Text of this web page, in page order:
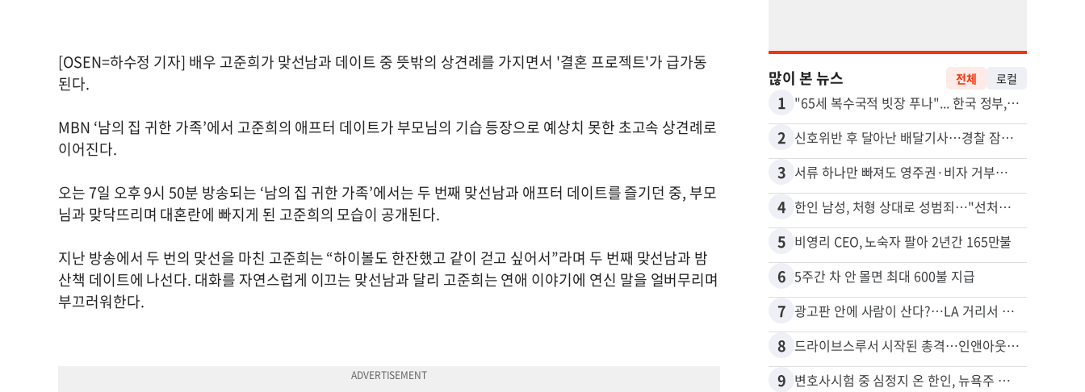
[OSEN=하수정 기자] 배우 고준희가 맞선남과 데이트 중 뜻밖의 상견례를 가지면서 '결혼 프로젝트'가 급가동
된다.
MBN ‘남의 집 귀한 가족’에서 고준희의 애프터 데이트가 부모님의 기습 등장으로 예상치 못한 초고속 상견례로
이어진다.
오는 7일 오후 9시 50분 방송되는 ‘남의 집 귀한 가족’에서는 두 번째 맞선남과 애프터 데이트를 즐기던 중, 부모
님과 맞닥뜨리며 대혼란에 빠지게 된 고준희의 모습이 공개된다.
지난 방송에서 두 번의 맞선을 마친 고준희는 “하이볼도 한잔했고 같이 걷고 싶어서”라며 두 번째 맞선남과 밤
산책 데이트에 나선다. 대화를 자연스럽게 이끄는 맞선남과 달리 고준희는 연애 이야기에 연신 말을 얼버무리며
부끄러워한다.
많이 본 뉴스 전체 로컬
1 "65세 복수국적 빗장 푸나"... 한국 정부, 연령 완화 전면 추진
2 신호위반 후 달아난 배달기사…경찰 잠복해 잡고보니 ‘반전’
3 서류 하나만 빠져도 영주권·비자 거부…심사관 재량권 대폭 확대
4 한인 남성, 처형 상대로 성범죄…"선처해줬더니 배신자 취급"
5 비영리 CEO, 노숙자 팔아 2년간 165만불
6 5주간 차 안 몰면 최대 600불 지급
7 광고판 안에 사람이 산다?…LA 거리서 화제
8 드라이브스루서 시작된 총격…인앤아웃 참사 영상 공개
9 변호사시험 중 심정지 온 한인, 뉴욕주 제소